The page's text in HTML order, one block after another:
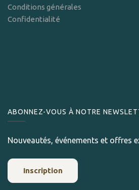
Conditions générales
Confidentialité
ABONNEZ-VOUS À NOTRE
Nouveautés, événements et offres
Inscription